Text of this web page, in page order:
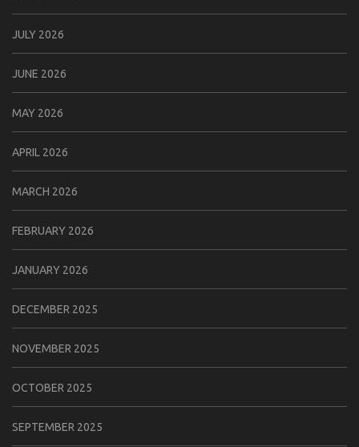
JULY 2026
JUNE 2026
MAY 2026
APRIL 2026
MARCH 2026
FEBRUARY 2026
JANUARY 2026
DECEMBER 2025
NOVEMBER 2025
OCTOBER 2025
SEPTEMBER 2025